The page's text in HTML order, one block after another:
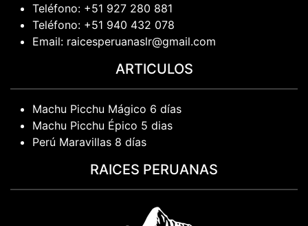
Teléfono: +51 927 280 881
Teléfono: +51 940 432 078
Email: raicesperuanaslr@gmail.com
ARTICULOS
Machu Picchu Mágico 6 días
Machu Picchu Épico 5 dias
Perú Maravillas 8 días
RAICES PERUANAS